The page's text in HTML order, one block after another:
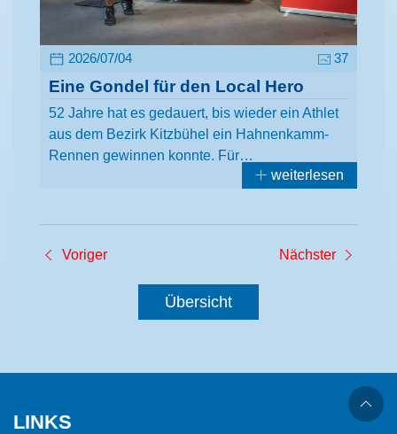
2026/07/04 37
Eine Gondel für den Local Hero
52 Jahre hat es gedauert, bis wieder ein Athlet
aus dem Bezirk Kitzbühel ein Hahnenkamm-
Rennen gewinnen konnte. Für…
weiterlesen
Voriger Nächster
Übersicht
LINKS